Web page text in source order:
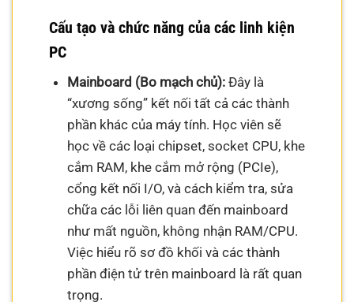
Cấu tạo và chức năng của các linh kiện
PC
Mainboard (Bo mạch chủ):Đây là
“xương sống” kết nối tất cả các thành
phần khác của máy tính. Học viên sẽ
học về các loại chipset, socket CPU, khe
cắm RAM, khe cắm mở rộng (PCIe),
cổng kết nối I/O, và cách kiểm tra, sửa
chữa các lỗi liên quan đến mainboard
như mất nguồn, không nhận RAM/CPU.
Việc hiểu rõ sơ đồ khối và các thành
phần điện tử trên mainboard là rất quan
trọng.